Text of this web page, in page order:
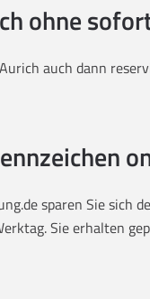
ohne
auch dann
sparen Sie sich
Sie erhalten